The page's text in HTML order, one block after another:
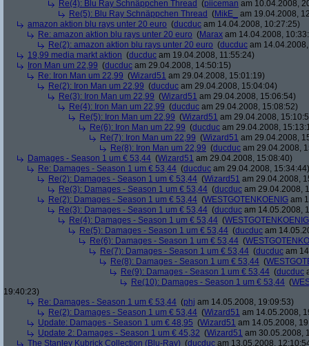
Re(4): Blu Ray Schnäppchen Thread (piiceman am 10.04.2008,
Re(5): Blu Ray Schnäppchen Thread (MikE_
am 19.04.2008,
amazon aktion blu rays unter 20 euro (ducduc am 14.04.2008, 10:27:25)
Re: amazon aktion blu rays unter 20 euro (Marax am 14.04.2008,
Re(2): amazon aktion blu rays unter 20 euro (ducduc am
19,99 media markt aktion (ducduc am 19.04.2008, 11:55:24)
Iron Man um 22,99 (ducduc am 29.04.2008, 14:50:15)
Re: Iron Man um 22,99 (Wizard51 am 29.04.2008, 15:01:19)
Re(2): Iron Man um 22,99 (ducduc am 29.04.2008, 15:04:04)
Re(3): Iron Man um 22,99 (Wizard51 am 29.04.2008, 15:06:54)
Re(4): Iron Man um 22,99 (ducduc am 29.04.2008, 15:08:52)
Re(5): Iron Man um 22,99 (Wizard51 am 29.04.2008,
Re(6): Iron Man um 22,99 (ducduc am 29.04.2008,
Re(7): Iron Man um 22,99 (Wizard51 am 29.04.2008,
Re(8): Iron Man um 22,99 (ducduc am 29.04.2008,
Damages - Season 1 um € 53,44 (Wizard51 am 29.04.2008, 15:08:40)
Re: Damages - Season 1 um € 53,44 (ducduc am 29.04.2008, 15:34:44)
Re(2): Damages - Season 1 um € 53,44 (Wizard51 am 29.04.2008,
Re(3): Damages - Season 1 um € 53,44 (ducduc am 29.04.2008,
Re(2): Damages - Season 1 um € 53,44 (WESTGOTENKOENIG am
Re(3): Damages - Season 1 um € 53,44 (ducduc am 14.05.2008,
Re(4): Damages - Season 1 um € 53,44 (WESTGOTENKOENIG
Re(5): Damages - Season 1 um € 53,44 (ducduc am
Re(6): Damages - Season 1 um € 53,44 (
Re(7): Damages - Season 1 um € 53,44 (ducduc am
Re(8): Damages - Season 1 um € 53,44 (
Re(9): Damages - Season 1 um € 53,44 (ducduc
Re(10): Damages - Season 1 um € 53,44 (
19:40:23)
Re: Damages - Season 1 um € 53,44 (phj am 14.05.2008, 19:09:53)
Re(2): Damages - Season 1 um € 53,44 (Wizard51 am 14.05.2008,
Update: Damages - Season 1 um € 48,95 (Wizard51 am 14.05.2008,
Update 2: Damages - Season 1 um € 45,32 (Wizard51 am 30.05.2008,
The Stanley Kubrick Collection (Blu-Ray) (ducduc am 13.05.2008,